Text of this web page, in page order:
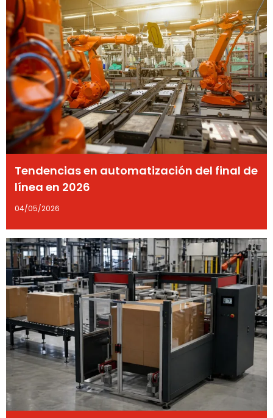
Tendencias en automatización del final de
línea en 2026
04/05/2026